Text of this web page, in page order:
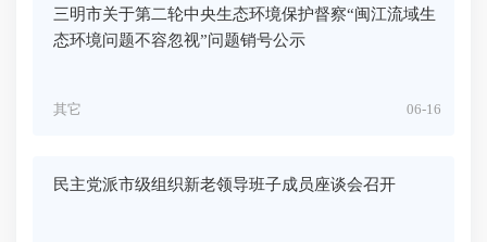
三明市关于第二轮中央生态环境保护督察“闽江流域生
态环境问题不容忽视”问题销号公示
06-16
其它
民主党派市级组织新老领导班子成员座谈会召开